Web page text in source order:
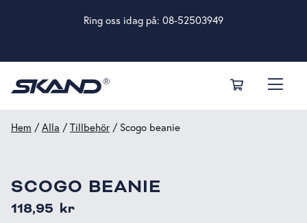
Ring oss idag på: 08-52503949
Hem /Alla /Tillbehör / Scogo beanie
SCOGO BEANIE
118,95 kr